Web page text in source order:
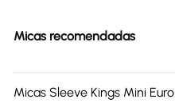
Micas recomendadas
Micas Sleeve Kings Mini Euro